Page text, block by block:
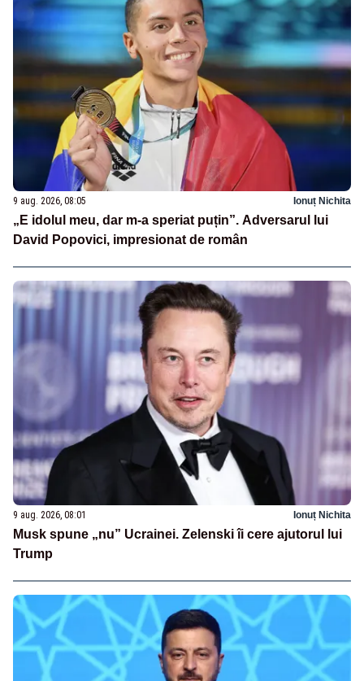
9 aug. 2026, 08:05 Ionuț Nichita
„E idolul meu, dar m-a speriat puțin”. Adversarul lui
David Popovici, impresionat de român
9 aug. 2026, 08:01 Ionuț Nichita
Musk spune „nu” Ucrainei. Zelenski îi cere ajutorul lui
Trump